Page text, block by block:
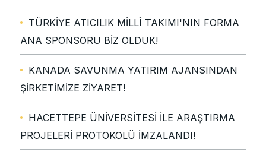
TÜRKİYE ATICILIK MİLLÎ TAKIMI'NIN FORMA
ANA SPONSORU BİZ OLDUK!
KANADA SAVUNMA YATIRIM AJANSINDAN
ŞİRKETİMİZE ZİYARET!
HACETTEPE ÜNİVERSİTESİ İLE ARAŞTIRMA
PROJELERİ PROTOKOLÜ İMZALANDI!